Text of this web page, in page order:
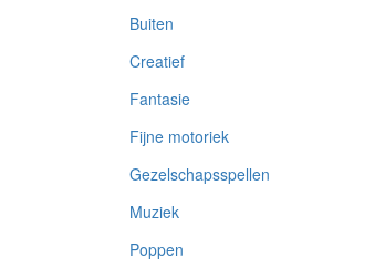
Buiten
Creatief
Fantasie
Fijne motoriek
Gezelschapsspellen
Muziek
Poppen